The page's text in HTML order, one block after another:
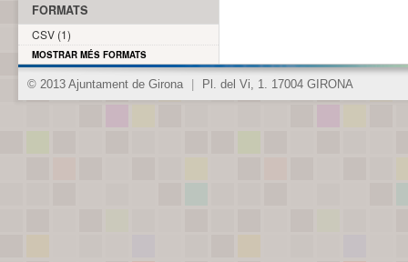
FORMATS
CSV (1)
MOSTRAR MÉS FORMATS
© 2013 Ajuntament de Girona Pl. del Vi, 1. 17004 GIRONA